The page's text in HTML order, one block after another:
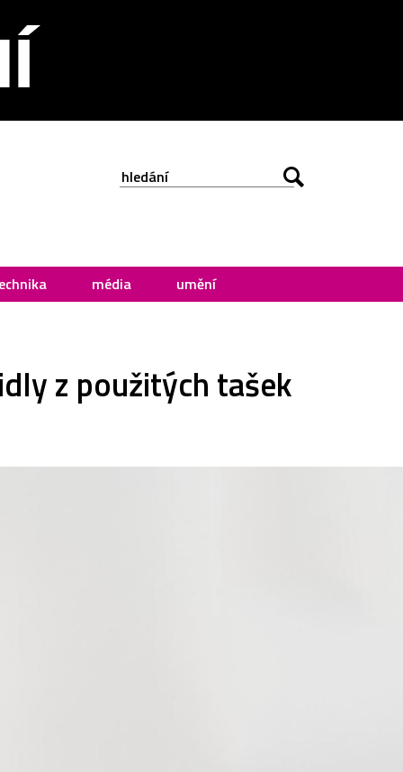
média umění
z použitých tašek